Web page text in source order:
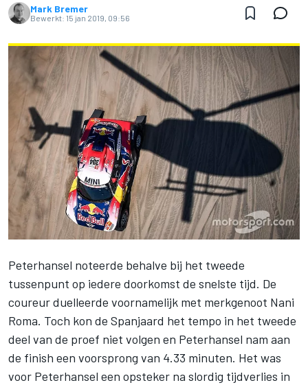
Mark Bremer
Bewerkt: 15 jan 2019, 09:56
Peterhansel noteerde behalve bij het tweede
tussenpunt op iedere doorkomst de snelste tijd. De
coureur duelleerde voornamelijk met merkgenoot Nani
Roma. Toch kon de Spanjaard het tempo in het tweede
deel van de proef niet volgen en Peterhansel nam aan
de finish een voorsprong van 4.33 minuten. Het was
voor Peterhansel een opsteker na slordig tijdverlies in